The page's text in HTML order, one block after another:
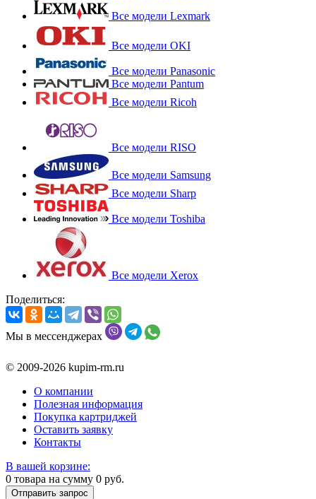
Все модели Lexmark
Все модели OKI
Все модели Panasonic
Все модели Pantum
Все модели Ricoh
Все модели RISO
Все модели Samsung
Все модели Sharp
Все модели Toshiba
Все модели Xerox
Поделиться:
Мы в мессенджерах
© 2009-2026 kupim-rm.ru
О компании
Полезная информация
Покупка картриджей
Оставить заявку
Контакты
В вашей корзине:
0 товара на сумму 0 руб.
Отправить запрос